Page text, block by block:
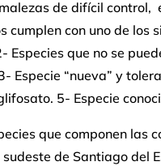
de difícil control,
cumplen con uno de los
Especies que no se
Especie “nueva” y
5- Especie
que componen las
de Santiago del